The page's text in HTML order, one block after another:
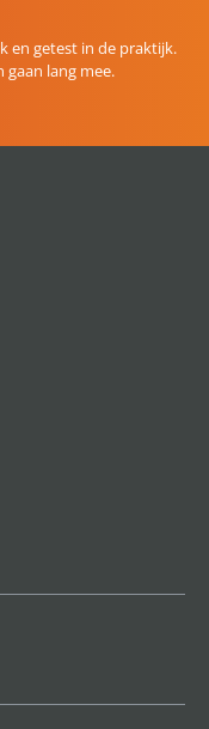
en getest in de praktijk.
gaan lang mee.